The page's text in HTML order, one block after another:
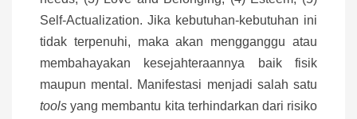
Self-Actualization. Jika kebutuhan-kebutuhan ini
tidak terpenuhi, maka akan mengganggu atau
membahayakan kesejahteraannya baik fisik
maupun mental. Manifestasi menjadi salah satu
tools yang membantu kita terhindarkan dari risiko